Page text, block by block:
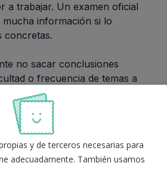
a trabajar. Un examen oficial
información si lo
concretas.
no sacar conclusiones
o frecuencia de temas a
Úsalo junto a otros
Ayudantes de Instituciones
recientes y un calendario
estudiar solo lo que apareció en
alineada con el
y de terceros necesarias para
adecuadamente. También usamos